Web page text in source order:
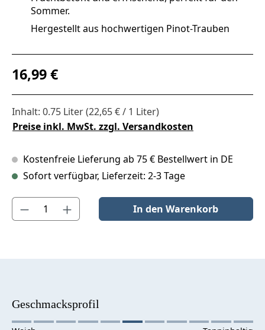
Sommer.
Hergestellt aus hochwertigen Pinot-Trauben
Regulärer Preis:
16,99 €
Inhalt: 0.75 Liter(22,65 € / 1 Liter)
Preise inkl. MwSt. zzgl. Versandkosten
Kostenfreie Lieferung ab 75 € Bestellwert in DE
Sofort verfügbar, Lieferzeit: 2-3 Tage
Produkt Anzahl: Gib den gewünschten Wert ein oder benutze
In den Warenkorb
Geschmacksprofil